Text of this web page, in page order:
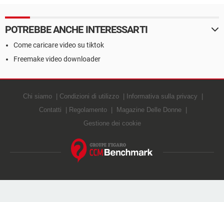
POTREBBE ANCHE INTERESSARTI
Come caricare video su tiktok
Freemake video downloader
Chi siamo Condizioni di utilizzo
Informativa sulla privacy
Contatti
Regolamento
Magazine Delle Donne
Gestione dei cookie